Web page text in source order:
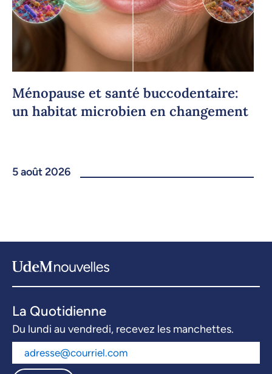
Ménopause et santé buccodentaire:
un habitat microbien en changement
5 août 2026
La Quotidienne
Du lundi au vendredi, recevez les manchettes.